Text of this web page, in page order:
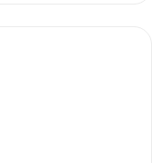
As opções
oferece um estilo